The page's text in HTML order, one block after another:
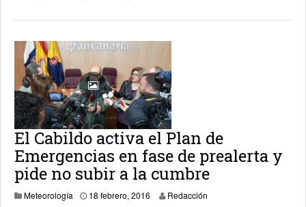
El Cabildo activa el Plan de
Emergencias en fase de prealerta y
pide no subir a la cumbre
Meteorología 18 febrero, 2016 3 abril, 2024
Redacción